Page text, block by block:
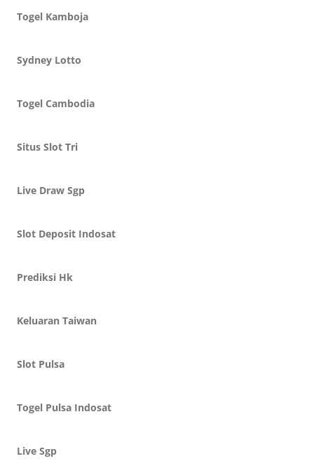
Togel Kamboja
Sydney Lotto
Togel Cambodia
Situs Slot Tri
Live Draw Sgp
Slot Deposit Indosat
Prediksi Hk
Keluaran Taiwan
Slot Pulsa
Togel Pulsa Indosat
Live Sgp